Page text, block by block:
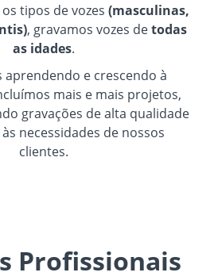
tipos de vozes (masculinas,
, gravamos vozes detodas
as idades.
aprendendo e crescendo à
mais e mais projetos,
gravações de alta qualidade
necessidades de nossos
clientes.
Profissionais